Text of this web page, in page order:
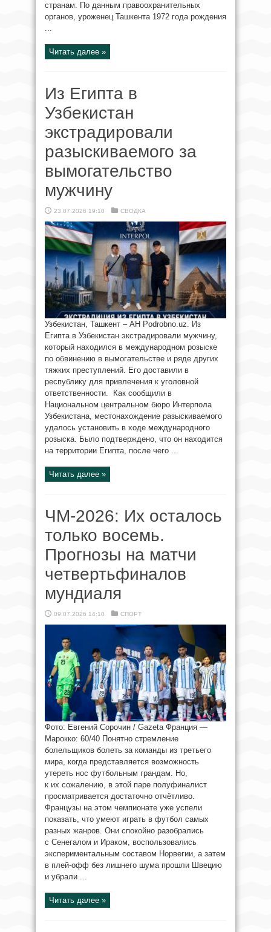
странам. По данным правоохранительных
органов, уроженец Ташкента 1972 года рождения
...
Читать далее »
Из Египта в
Узбекистан
экстрадировали
разыскиваемого за
вымогательство
мужчину
23.07.2026 19:10 СВОДКА
Узбекистан, Ташкент – AH Podrobno.uz. Из
Египта в Узбекистан экстрадировали мужчину,
который находился в международном розыске
по обвинению в вымогательстве и ряде других
тяжких преступлений. Его доставили в
республику для привлечения к уголовной
ответственности. Как сообщили в
Национальном центральном бюро Интерпола
Узбекистана, местонахождение разыскиваемого
удалось установить в ходе международного
розыска. Было подтверждено, что он находится
на территории Египта, после чего ...
Читать далее »
ЧМ-2026: Их осталось
только восемь.
Прогнозы на матчи
четвертьфиналов
мундиаля
09.07.2026 14:10 СПОРТ
Фото: Евгений Сорочин / Gazeta Франция —
Марокко: 60/40 Понятно стремление
болельщиков болеть за команды из третьего
мира, когда представляется возможность
утереть нос футбольным грандам. Но,
к их сожалению, в этой паре полуфиналист
просматривается достаточно отчётливо.
Французы на этом чемпионате уже успели
показать, что умеют играть в футбол самых
разных жанров. Они спокойно разобрались
с Сенегалом и Ираком, воспользовались
экспериментальным составом Норвегии, а затем
в плей-офф без лишнего шума прошли Швецию
и убрали ...
Читать далее »